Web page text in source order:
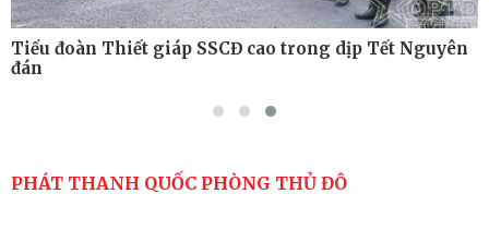
Tiểu đoàn Thiết giáp SSCĐ cao trong dịp Tết Nguyên
đán
PHÁT THANH QUỐC PHÒNG THỦ ĐÔ